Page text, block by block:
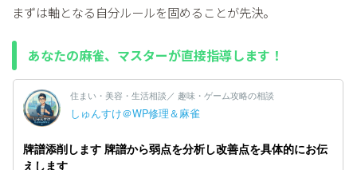
まずは軸となる自分ルールを固めることが先決。
あなたの麻雀、マスターが直接指導します！